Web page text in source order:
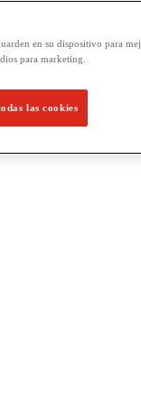
en su dispositivo para
para marketing.
las cookies